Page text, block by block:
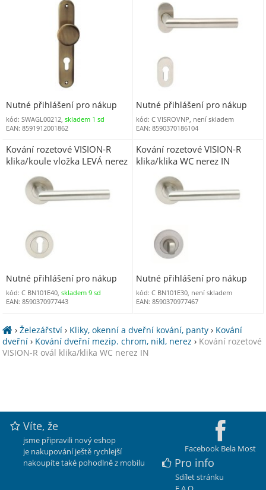
Nutné přihlášení pro nákup
kód: SWAGL00212, skladem 1 sd
EAN: 8591912001862
Nutné přihlášení pro nákup
kód: C VISROVNP, není skladem
EAN: 8590370186104
Kování rozetové VISION-R
klika/koule vložka LEVÁ nerez
Nutné přihlášení pro nákup
kód: C BN101E40, skladem 9 sd
EAN: 8590370977443
Kování rozetové VISION-R
klika/klika WC nerez IN
Nutné přihlášení pro nákup
kód: C BN101E30, není skladem
EAN: 8590370977467
›Železářství › Kliky, okenní a dveřní kování, panty › Kování
dveřní › Kování dveřní mezip. chrom, nikl, nerez › Kování rozetové
VISION-R ovál klika/klika WC nerez IN
Facebook Bela Most
Víte, že
jsme připravili nový eshop
je nakupování ještě rychlejší
nakoupíte také pohodlně z mobilu
Pro info
Sdílet stránku